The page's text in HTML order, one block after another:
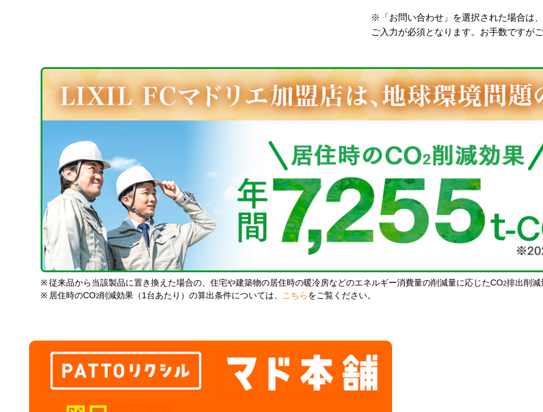
※「お問い合わせ」を選択された場合は
ご入力が必須となります。お手数ですが
※ 従来品から当該製品に置き換えた場合の、住宅や建築物の居住時の暖冷房などのエネルギー消費量の削減量に応じたCO2排出削減
※ 居住時のCO2削減効果（1台あたり）の算出条件については、 こちら をご覧ください。